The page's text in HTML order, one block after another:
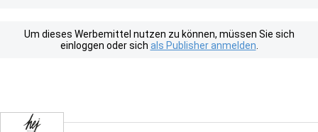
Um dieses Werbemittel nutzen zu können, müssen Sie sich
einloggen oder sich als Publisher anmelden